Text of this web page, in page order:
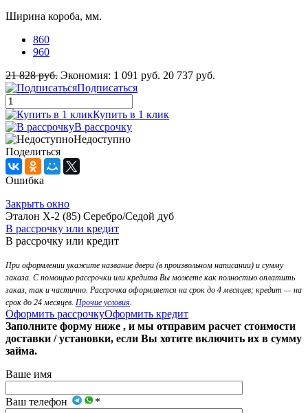
Ширина короба, мм.
860
960
21 828 руб. Экономия: 1 091 руб. 20 737 руб.
Подписаться
Купить в 1 клик
В рассрочку
Недоступно
Поделиться
Ошибка
Закрыть окно
Эталон Х-2 (85) Серебро/Седой дуб
В рассрочку или кредит
В рассрочку или кредит
При оформлении укажите название двери (в произвольном написании) и сумму
заказа. С помощью рассрочки или кредита Вы можете как полностью оплатить
заказ, так и частично. Рассрочка оформляется на срок до 4 месяцев; кредит — на
срок до 24 месяцев. Прочие условия.
Оформить рассрочкуОформить кредит
Заполните форму ниже , и мы отправим расчет стоимости
доставки / установки, если Вы хотите включить их в сумму
займа.
Ваше имя
Ваш телефон *